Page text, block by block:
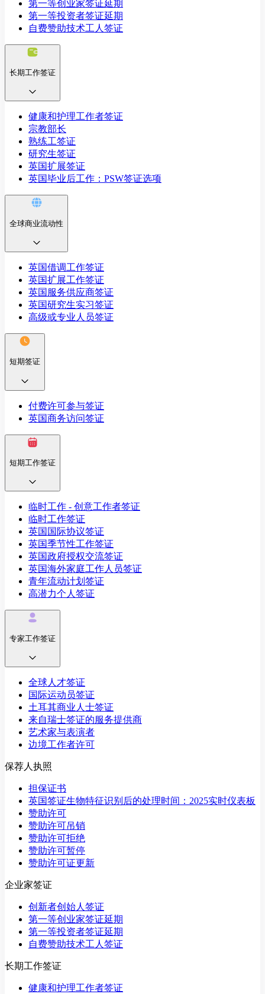
第一等创业家签证延期
第一等投资者签证延期
自费赞助技术工人签证
长期工作签证
健康和护理工作者签证
宗教部长
熟练工签证
研究生签证
英国扩展签证
英国毕业后工作：PSW签证选项
全球商业流动性
英国借调工作签证
英国扩展工作签证
英国服务供应商签证
英国研究生实习签证
高级或专业人员签证
短期签证
付费许可参与签证
英国商务访问签证
短期工作签证
临时工作 - 创意工作者签证
临时工作签证
英国国际协议签证
英国季节性工作签证
英国政府授权交流签证
英国海外家庭工作人员签证
青年流动计划签证
高潜力个人签证
专家工作签证
全球人才签证
国际运动员签证
土耳其商业人士签证
来自瑞士签证的服务提供商
艺术家与表演者
边境工作者许可
保荐人执照
担保证书
英国签证生物特征识别后的处理时间：2025实时仪表板
赞助许可
赞助许可吊销
赞助许可拒绝
赞助许可暂停
赞助许可证更新
企业家签证
创新者创始人签证
第一等创业家签证延期
第一等投资者签证延期
自费赞助技术工人签证
长期工作签证
健康和护理工作者签证